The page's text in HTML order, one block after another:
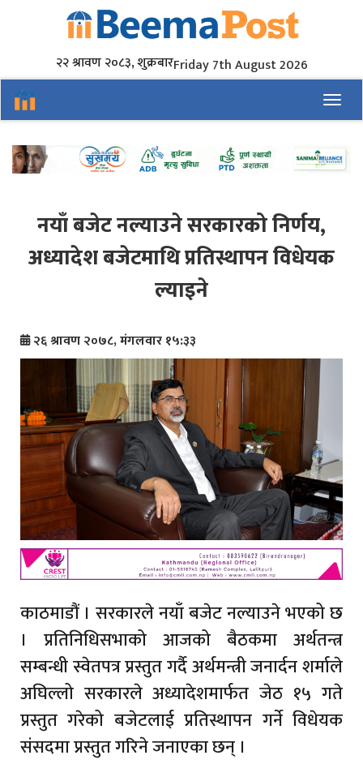
२२ श्रावण २०८३, शुक्रबारFriday 7th August 2026
नयाँ बजेट नल्याउने सरकारको निर्णय,
अध्यादेश बजेटमाथि प्रतिस्थापन विधेयक
ल्याइने
२६ श्रावण २०७८, मंगलवार १५:३३
काठमाडौं । सरकारले नयाँ बजेट नल्याउने भएको छ
। प्रतिनिधिसभाको आजको बैठकमा अर्थतन्त्र
सम्बन्धी स्वेतपत्र प्रस्तुत गर्दै अर्थमन्त्री जनार्दन शर्माले
अघिल्लो सरकारले अध्यादेशमार्फत जेठ १५ गते
प्रस्तुत गरेको बजेटलाई प्रतिस्थापन गर्ने विधेयक
संसदमा प्रस्तुत गरिने जनाएका छन् ।